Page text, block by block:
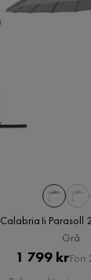
Calabria Ii Parasoll
Grå
Pris
1 799 krFörr